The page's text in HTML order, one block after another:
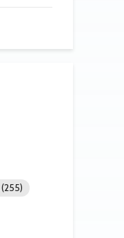
(255)